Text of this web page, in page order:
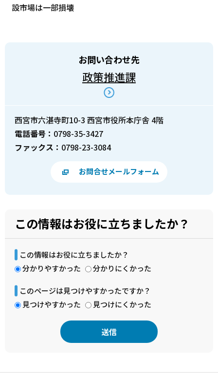
設市場は一部損壊
お問い合わせ先
政策推進課
西宮市六湛寺町10-3 西宮市役所本庁舎 4階
電話番号： 0798-35-3427
ファックス： 0798-23-3084
お問合せメールフォーム
この情報はお役に立ちましたか？
この情報はお役に立ちましたか？
分かりやすかった
分かりにくかった
このページは見つけやすかったですか？
見つけやすかった
見つけにくかった
文